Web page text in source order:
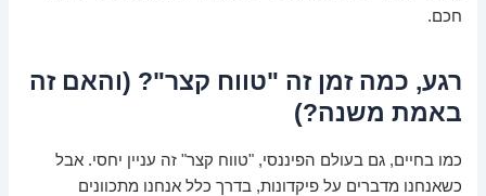
חכם.
רגע, כמה זמן זה "טווח קצר"? (והאם זה
באמת משנה?)
כמו בחיים, גם בעולם הפיננסי, "טווח קצר" זה עניין יחסי. אבל
כשאנחנו מדברים על פיקדונות, בדרך כלל אנחנו מתכוונים